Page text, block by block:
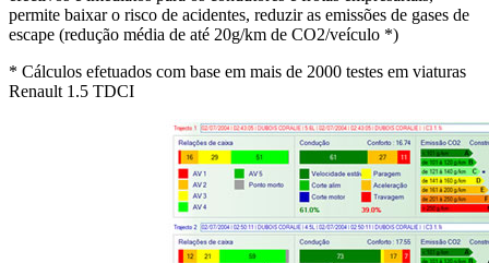
permite baixar o risco de acidentes, reduzir as emissões de gases de
escape (redução média de até 20g/km de CO2/veículo *)
* Cálculos efetuados com base em mais de 2000 testes em viaturas
Renault 1.5 TDCI